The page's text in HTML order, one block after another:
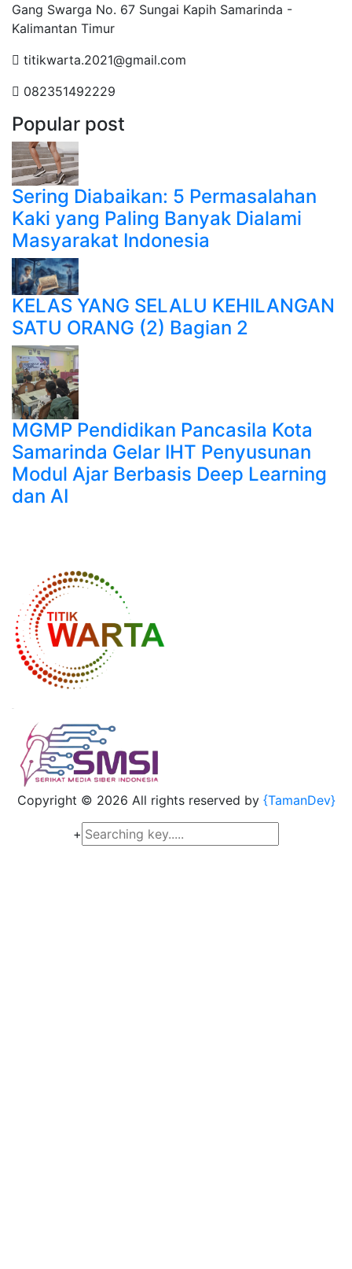
Gang Swarga No. 67 Sungai Kapih Samarinda -
Kalimantan Timur
titikwarta.2021@gmail.com
082351492229
Popular post
Sering Diabaikan: 5 Permasalahan
Kaki yang Paling Banyak Dialami
Masyarakat Indonesia
KELAS YANG SELALU KEHILANGAN
SATU ORANG (2) Bagian 2
MGMP Pendidikan Pancasila Kota
Samarinda Gelar IHT Penyusunan
Modul Ajar Berbasis Deep Learning
dan AI
Copyright © 2026 All rights reserved by {TamanDev}
+